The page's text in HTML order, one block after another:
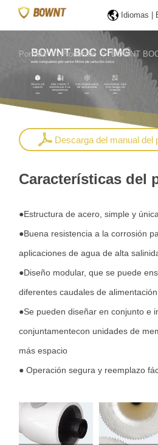
Idiomas |
Portada > Productos > BOWNT
Descarga del manual del
Características del
●Estructura de acero, simple y única
●Buena resistencia a la corrosión
aplicaciones de agua de alta
●Diseño modular, que se puede
diferentes caudales de alimentación
●Se pueden diseñar en conjunto e
conjuntamentecon unidades de
más espacio
● Operación segura y reemplazo